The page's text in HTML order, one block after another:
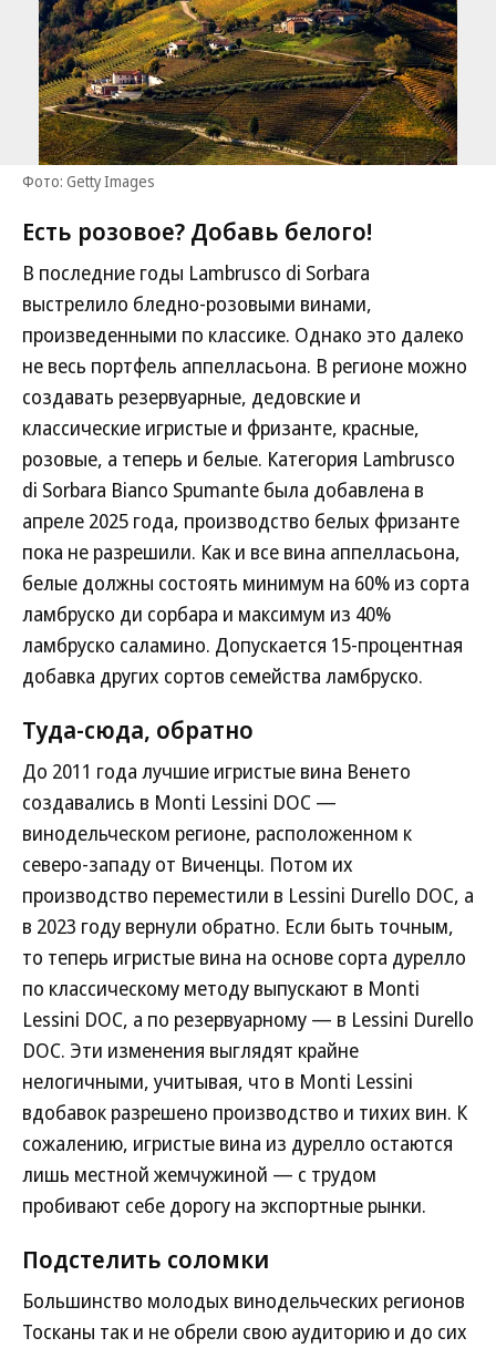
Фото: Getty Images
Есть розовое? Добавь белого!
В последние годы Lambrusco di Sorbara
выстрелило бледно-розовыми винами,
произведенными по классике. Однако это далеко
не весь портфель аппелласьона. В регионе можно
создавать резервуарные, дедовские и
классические игристые и фризанте, красные,
розовые, а теперь и белые. Категория Lambrusco
di Sorbara Bianco Spumante была добавлена в
апреле 2025 года, производство белых фризанте
пока не разрешили. Как и все вина аппелласьона,
белые должны состоять минимум на 60% из сорта
ламбруско ди сорбара и максимум из 40%
ламбруско саламино. Допускается 15-процентная
добавка других сортов семейства ламбруско.
Туда-сюда, обратно
До 2011 года лучшие игристые вина Венето
создавались в Monti Lessini DOC —
винодельческом регионе, расположенном к
северо-западу от Виченцы. Потом их
производство переместили в Lessini Durello DOC, а
в 2023 году вернули обратно. Если быть точным,
то теперь игристые вина на основе сорта дурелло
по классическому методу выпускают в Monti
Lessini DOC, а по резервуарному — в Lessini Durello
DOC. Эти изменения выглядят крайне
нелогичными, учитывая, что в Monti Lessini
вдобавок разрешено производство и тихих вин. К
сожалению, игристые вина из дурелло остаются
лишь местной жемчужиной — с трудом
пробивают себе дорогу на экспортные рынки.
Подстелить соломки
Большинство молодых винодельческих регионов
Тосканы так и не обрели свою аудиторию и до сих